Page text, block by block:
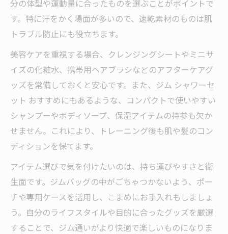
時短トレーニングを支える人気ジムグッズ
ジムで美しさも効率も手に入れる工夫例
女性向けジム持ち物で叶える美容習慣
効率化に役立つジムグッズの選び方ガイド
ジム通いが楽しく続くおすすめアイテム紹介
ジム通いのモチベーションが上がる人気グ
ッズ
楽しさ倍増のジム便利アイテム活用アイデ
ア
継続を支えるジムおすすめグッズの秘密と
は
ジム習慣化に役立つ女性向け便利グッズ集
モチベ維持に効果的なジム持ち物の選び方
分の体型や運動量に合ったものを選ぶことがポイントで
す。特に汗をかく場面が多いので、速乾素材のものは肌
トラブル防止にも役立ちます。
美容ケアを重視する場合、クレンジングシートやミニサ
イズの化粧水、携帯用ヘアブラシなどのアフターケアグ
ッズを常備しておくと安心です。また、ジム シャワーセ
ット おすすめにもあるような、コンパクトで使いやすい
シャンプーやボディソープ、保湿アイテムの持参も欠か
せません。これにより、トレーニング後も肌や髪のコン
ディションを保てます。
アイテム選びで気を付けたいのは、持ち運びやすさと衛
生面です。ジムバッグの中がごちゃつかないよう、ポー
チや専用ケースを活用し、こまめにお手入れもしましょ
う。自分のライフスタイルや目的に合ったグッズを厳選
することで、ジム通いがより快適で楽しいものになりま